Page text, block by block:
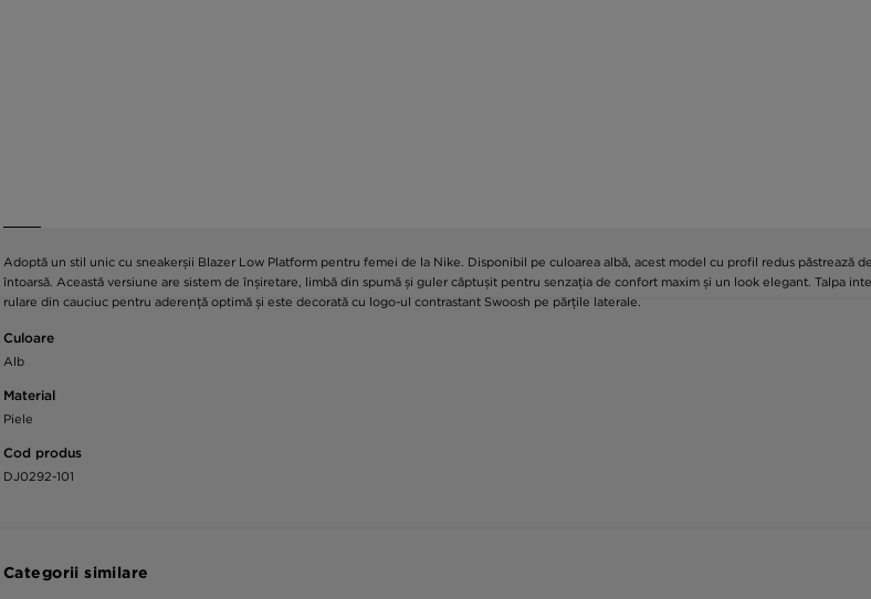
Adoptă un stil unic cu sneakerșii Blazer Low Platform pentru femei de la Nike. Disponibil pe culoarea albă, acest model cu profil redus păstrează
întoarsă. Această versiune are sistem de înșiretare, limbă din spumă și guler căptușit pentru senzația de confort maxim și un look elegant. Talpa
rulare din cauciuc pentru aderență optimă și este decorată cu logo-ul contrastant Swoosh pe părțile laterale.
Culoare
Alb
Material
Piele
Cod produs
DJ0292-101
Categorii similare